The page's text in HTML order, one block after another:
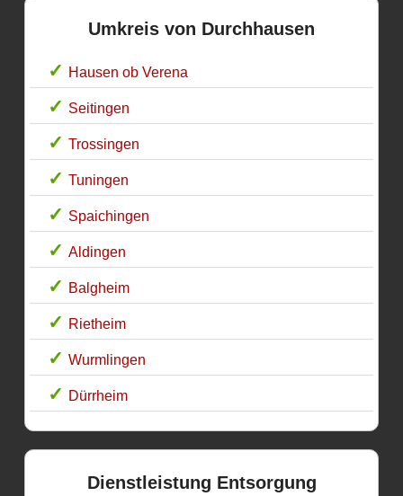
Umkreis von Durchhausen
Hausen ob Verena
Seitingen
Trossingen
Tuningen
Spaichingen
Aldingen
Balgheim
Rietheim
Wurmlingen
Dürrheim
Dienstleistung Entsorgung